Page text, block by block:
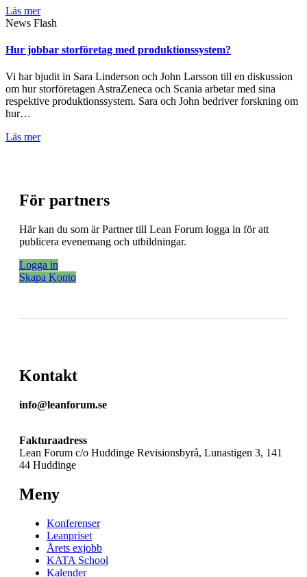
Läs mer
News Flash
Hur jobbar storföretag med produktionssystem?
Vi har bjudit in Sara Linderson och John Larsson till en diskussion
om hur storföretagen AstraZeneca och Scania arbetar med sina
respektive produktionssystem. Sara och John bedriver forskning om
hur…
Läs mer
För partners
Här kan du som är Partner till Lean Forum logga in för att
publicera evenemang och utbildningar.
Logga in
Skapa Konto
Kontakt
info@leanforum.se
Fakturaadress
Lean Forum c/o Huddinge Revisionsbyrå, Lunastigen 3, 141
44 Huddinge
Meny
Konferenser
Leanpriset
Årets exjobb
KATA School
Kalender